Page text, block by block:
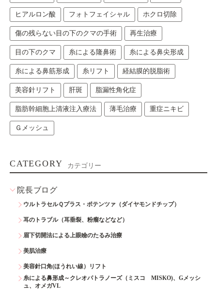
ヒアルロン酸 フォトフェイシャル ホクロ切除
傷の残らない目の下のクマの手術 再生治療
目の下のクマ 糸による隆鼻術 糸による鼻尖形成
糸による鼻筋形成 糸リフト 経結膜的脱脂術
美容針リフト 肝斑 脂漏性角化症
脂肪幹細胞上清液注入療法 薄毛治療 重症ニキビ
Ｇメッシュ
CATEGORY カテゴリー
院長ブログ
ウルトラセルＱプラス・ポテンツァ（ダイヤモンドチップ）
耳のトラブル（耳垂裂、粉瘤などなど）
眉下切開法による上眼瞼のたるみ治療
美肌治療
美容針口角(ほうれい線）リフト
糸による鼻形成～クレオパトラノーズ（ミスコ MISKO)、Gメッシ
ュ、オメガVL